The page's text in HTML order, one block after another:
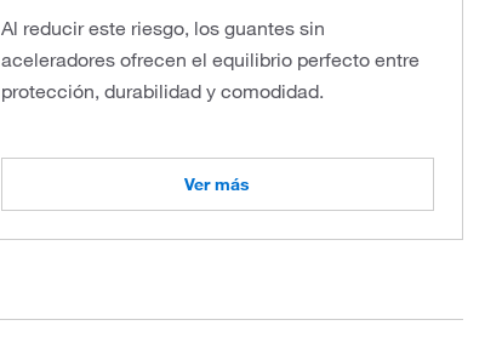
Al reducir este riesgo, los guantes sin
aceleradores ofrecen el equilibrio perfecto entre
protección, durabilidad y comodidad.
Ver más